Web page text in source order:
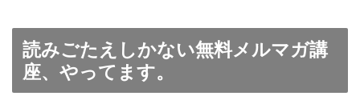
読みごたえしかない無料メルマガ講
座、やってます。